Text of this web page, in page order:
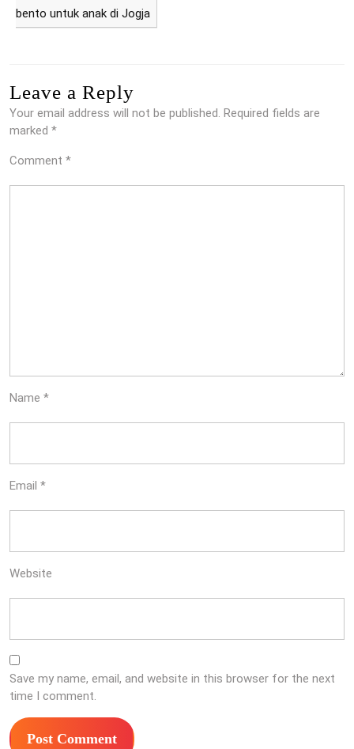
bento untuk anak di Jogja
Leave a Reply
Your email address will not be published. Required fields are
marked *
Comment *
Name *
Email *
Website
Save my name, email, and website in this browser for the next
time I comment.